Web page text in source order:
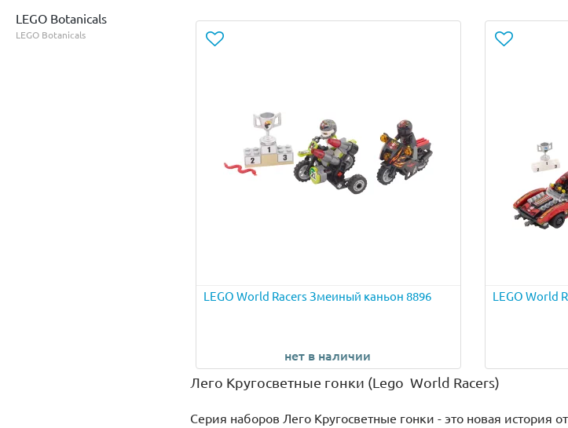
LEGO Botanicals
LEGO Botanicals
LEGO World Racers Змеиный каньон 8896
нет в наличии
LEGO World
Лего Кругосветные гонки (Lego World Racers)
Серия наборов Лего Кругосветные гонки - это новая история